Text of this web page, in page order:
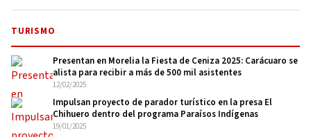
TURISMO
Presentan en Morelia la Fiesta de Ceniza 2025: Carácuaro se
alista para recibir a más de 500 mil asistentes
12/02/2025
Impulsan proyecto de parador turístico en la presa El
Chihuero dentro del programa Paraísos Indígenas
19/01/2025